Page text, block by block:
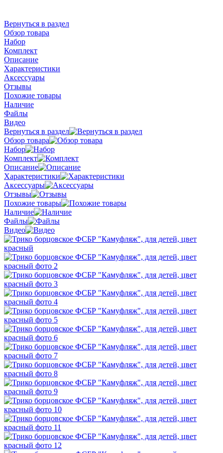
Вернуться в раздел
Обзор товара
Набор
Комплект
Описание
Характеристики
Аксессуары
Отзывы
Похожие товары
Наличие
Файлы
Видео
Вернуться в раздел
Обзор товара
Набор
Комплект
Описание
Характеристики
Аксессуары
Отзывы
Похожие товары
Наличие
Файлы
Видео